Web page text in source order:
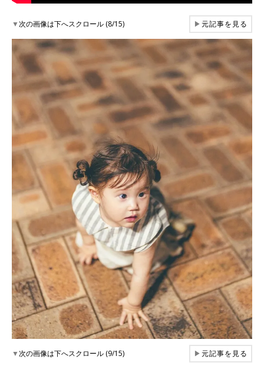
▼次の画像は下へスクロール (8/15) ▶元記事を見る
▼次の画像は下へスクロール (9/15) ▶元記事を見る